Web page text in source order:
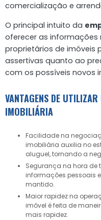
comercialização e
O principal intuito da
oferecer as informações
proprietários de imóveis
assertivas quanto ao
com os possíveis novos
VANTAGENS DE
IMOBILIÁRIA
Facilidade na negociação: A empresa de avaliação
imobiliária auxilia no
aluguel, tornando a
Segurança na hora de transmitir os dados: O sigilo das
informações pessoais
mantido.
Maior rapidez na operação: A avaliação detalhada de um
imóvel é feita de
mais rapidez.